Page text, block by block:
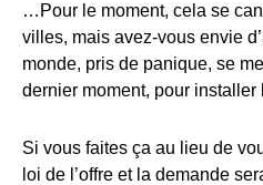
…Pour le moment, cela se
villes, mais avez-vous envie
monde, pris de panique, se
dernier moment, pour installer
Si vous faites ça au lieu de
loi de l’offre et la demande